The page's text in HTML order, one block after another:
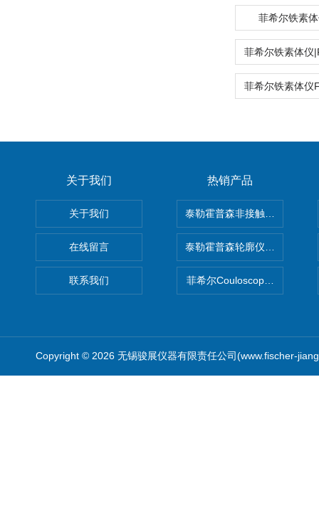
菲希尔铁素
关于我们
关于我们
在线留言
联系我们
热销产品
泰勒霍普森非接触式轮廓仪
泰勒霍普森轮廓仪|TAYLOR
菲希尔Couloscope CMS2电
Copyright © 2026 无锡骏展仪器有限责任公司(www.fischer-